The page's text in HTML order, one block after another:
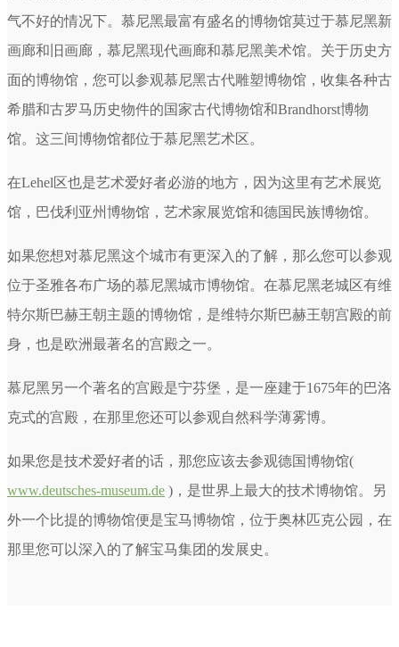
气不好的情况下。慕尼黑最富有盛名的博物馆莫过于慕尼黑新
画廊和旧画廊，慕尼黑现代画廊和慕尼黑美术馆。关于历史方
面的博物馆，您可以参观慕尼黑古代雕塑博物馆，收集各种古
希腊和古罗马历史物件的国家古代博物馆和Brandhorst博物
馆。这三间博物馆都位于慕尼黑艺术区。
在Lehel区也是艺术爱好者必游的地方，因为这里有艺术展览
馆，巴伐利亚州博物馆，艺术家展览馆和德国民族博物馆。
如果您想对慕尼黑这个城市有更深入的了解，那么您可以参观
位于圣雅各布广场的慕尼黑城市博物馆。在慕尼黑老城区有维
特尔斯巴赫王朝主题的博物馆，是维特尔斯巴赫王朝宫殿的前
身，也是欧洲最著名的宫殿之一。
慕尼黑另一个著名的宫殿是宁芬堡，是一座建于1675年的巴洛
克式的宫殿，在那里您还可以参观自然科学薄雾博。
如果您是技术爱好者的话，那您应该去参观德国博物馆(
www.deutsches-museum.de )，是世界上最大的技术博物馆。另
外一个比提的博物馆便是宝马博物馆，位于奥林匹克公园，在
那里您可以深入的了解宝马集团的发展史。